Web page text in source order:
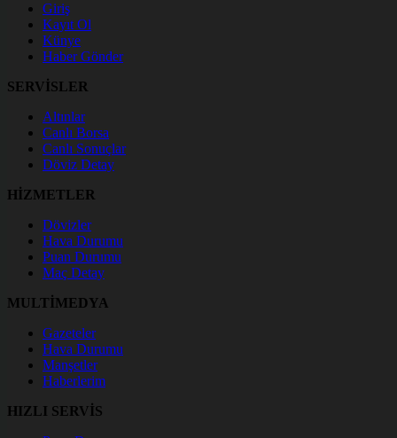
Giriş
Kayıt Ol
Künye
Haber Gönder
SERVİSLER
Altınlar
Canlı Borsa
Canlı Sonuçlar
Döviz Detay
HİZMETLER
Dövizler
Hava Durumu
Puan Durumu
Maç Detay
MULTİMEDYA
Gazeteler
Hava Durumu
Manşetler
Haberlerim
HIZLI SERVİS